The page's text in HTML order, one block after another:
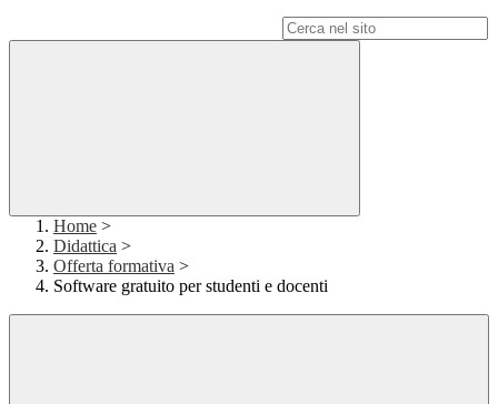
Home >
Didattica >
Offerta formativa >
Software gratuito per studenti e docenti